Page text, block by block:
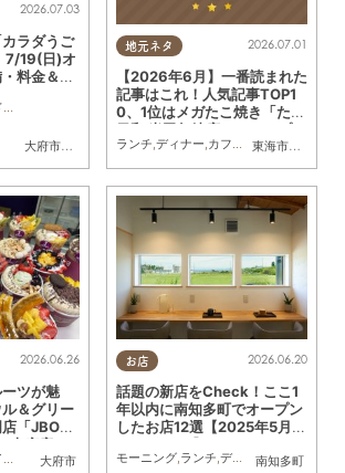
大府市
,東浦町
2026.07.03
カラダうご
7/19(日)オ
料金＆公
家族, 友人,ペット ,トレンド,KURUTOHP
地元ネタ
東海市
,大府市
2026.07.01
【2026年6月】一番読まれた
記事はこれ！人気記事TOP1
0、1位はメガたこ焼き「たこ
日和 半田亀崎店」のオープン
記事
ランチ,ディナー,カフェ スイーツ
大府市
2026.06.26
ーツが魅
＆グリー
「JBOW
大府店」
,開店 専門店,おひとりさま,友人 KURUTOHP
お店
南知多町
2026.06.20
話題の新店をCheck！ここ1
年以内に南知多町でオープン
したお店12選【2025年5月～
2026年4月】
モーニング,ランチ,ディナー ,アルコール